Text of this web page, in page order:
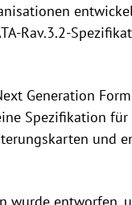
Rav.3.2-
Generation Form
Spezifikation
und